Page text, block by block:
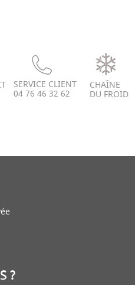
SERVICE CLIENT
04 76 46 32 62
CHAÎNE
DU FROID
?